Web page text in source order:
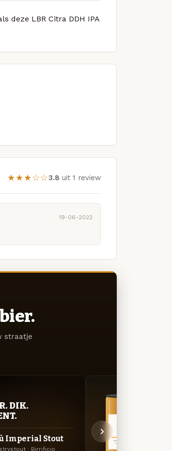
deze LBR Citra DDH IPA
★★★☆☆3.8 uit 1 review
19-06-2022
straatje
DIK.
Imperial Stout
· Birrificio